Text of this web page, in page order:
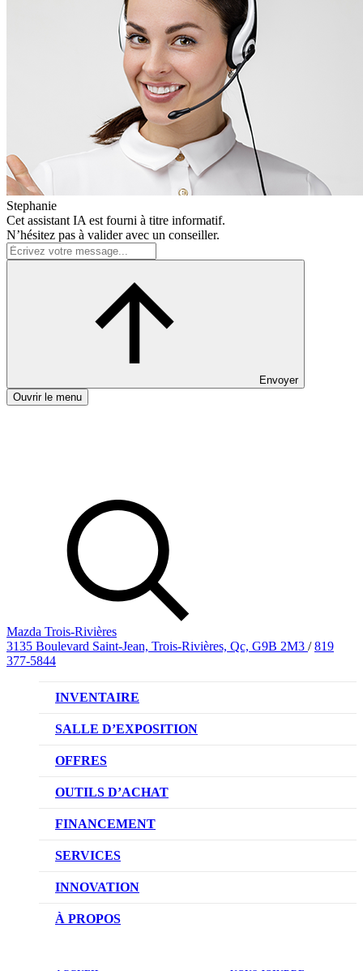
Stephanie
Cet assistant IA est fourni à titre informatif.
N’hésitez pas à valider avec un conseiller.
Envoyer
Ouvrir le menu
Mazda Trois-Rivières
3135 Boulevard Saint-Jean, Trois-Rivières, Qc, G9B 2M3 / 819
377-5844
INVENTAIRE
VÉHICULES NEUFS
VÉHICULES D’OCCASION
SALLE D’EXPOSITION
OFFRES
OFFRES DU CONCESSIONNAIRE
OUTILS D’ACHAT
CONFIGUREZ VOTRE VÉHICULE
RÉSERVEZ UN ESSAI ROUTIER
DEMANDEZ UN PRIX
FINANCEMENT
NOTRE DIFFÉRENCE
DEMANDE DE CRÉDIT AUTO
SERVICES
NOTRE PROMESSE
PRENDRE UN RENDEZ-VOUS
INNOVATION
TECHNOLOGIE SKYACTIV
À PROPOS